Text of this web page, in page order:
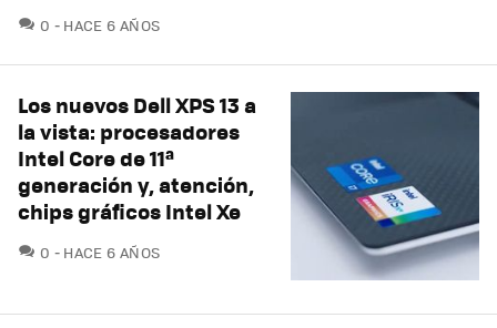
0 COMENTARIOS
HACE 6 AÑOS
Los nuevos Dell XPS 13 a
la vista: procesadores
Intel Core de 11ª
generación y, atención,
chips gráficos Intel Xe
0 COMENTARIOS
HACE 6 AÑOS